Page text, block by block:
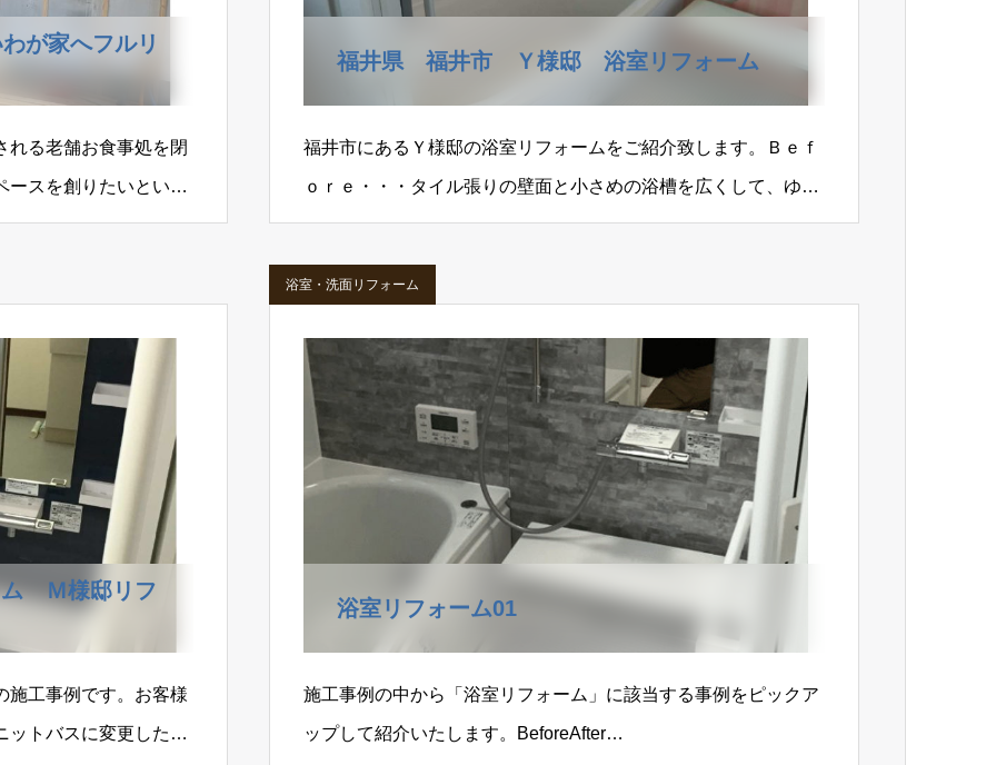
が家へフルリ
れる老舗お食事処を閉
ースを創りたいという
福井県 福井市 Ｙ様邸 浴室リフォーム
福井市にあるＹ様邸の浴室リフォームをご紹介致します。Ｂｅｆ
ｏｒｅ・・・タイル張りの壁面と小さめの浴槽を広くして、ゆっ
たり安らげる雰囲気に変更したい。…
Ｍ様邸リフ
施工事例です。お客様
ットバスに変更した
浴室・洗面リフォーム
浴室リフォーム01
施工事例の中から「浴室リフォーム」に該当する事例をピックア
ップして紹介いたします。BeforeAfter…